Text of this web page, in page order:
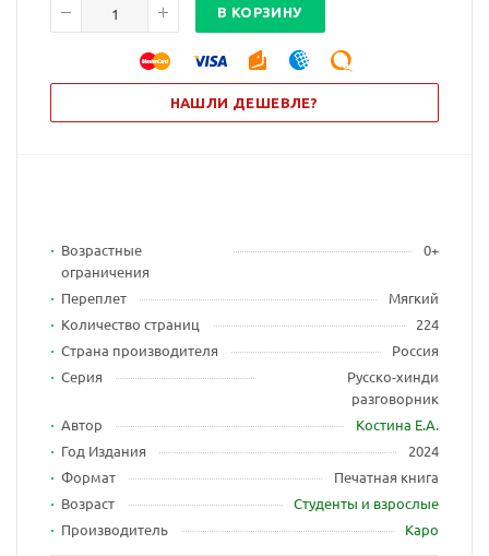
В КОРЗИНУ
НАШЛИ ДЕШЕВЛЕ?
Возрастные
ограничения
0+
Переплет
Мягкий
Количество страниц
224
Страна производителя
Россия
Серия
Русско-хинди
разговорник
Автор
Костина Е.А.
Год Издания
2024
Формат
Печатная книга
Возраст
Студенты и взрослые
Производитель
Каро